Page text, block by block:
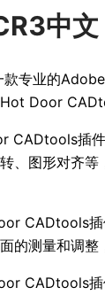
中文
专业的
Door
CADtools插
、图形对齐
CADtools
的测量和调整
CADtools